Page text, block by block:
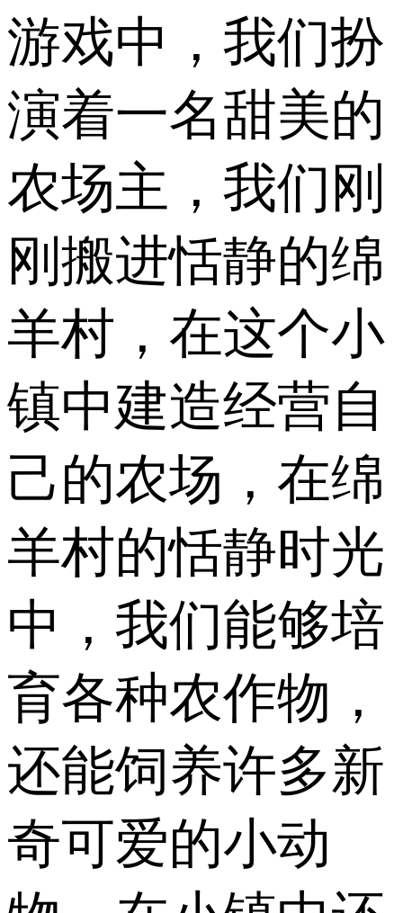
游戏中，我们扮
演着一名甜美的
农场主，我们刚
刚搬进恬静的绵
羊村，在这个小
镇中建造经营自
己的农场，在绵
羊村的恬静时光
中，我们能够培
育各种农作物，
还能饲养许多新
奇可爱的小动